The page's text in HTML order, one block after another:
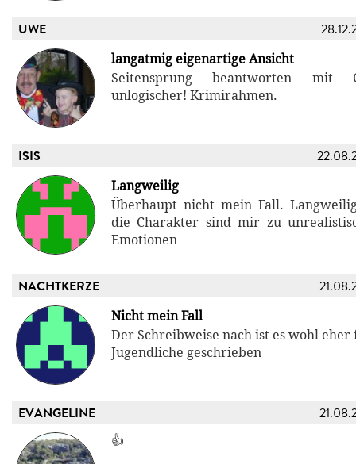
UWE
langatmig eigenartige Ansicht
Seitensprung beantworten mit
unlogischer! Krimirahmen.
ISIS
Langweilig
Überhaupt nicht mein Fall.
die Charakter sind mir zu
Emotionen
NACHTKERZE
Nicht mein Fall
Der Schreibweise nach ist es wohl eher
Jugendliche geschrieben
EVANGELINE
👍